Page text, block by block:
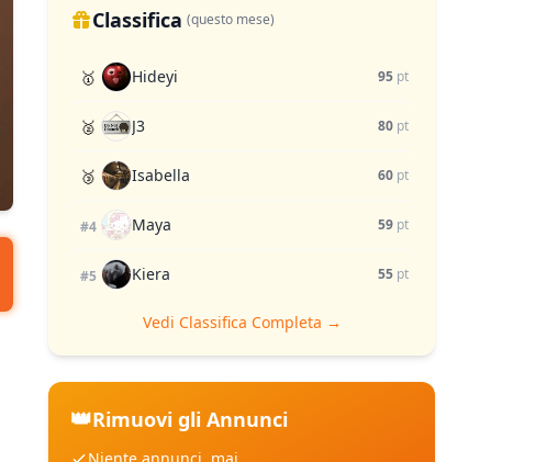
Classifica (questo mese)
🥇 Hideyi 95 pt
🥈 J3 80 pt
🥉 Isabella 60 pt
#4 Maya 59 pt
#5 Kiera 55 pt
Vedi Classifica Completa →
👑Rimuovi gli Annunci